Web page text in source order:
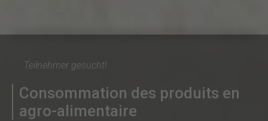
Teilnehmer gesucht!
Consommation des produits en
agro-alimentaire